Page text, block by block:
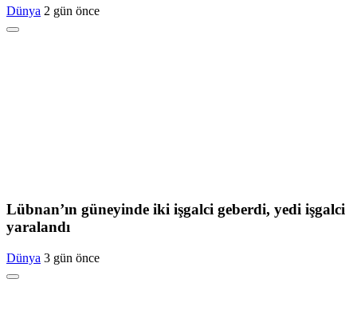
Dünya 2 gün önce
Lübnan’ın güneyinde iki işgalci geberdi, yedi işgalci
yaralandı
Dünya 3 gün önce